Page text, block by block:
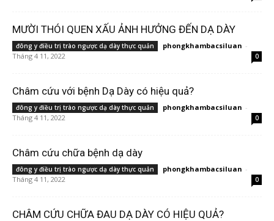
MƯỜI THÓI QUEN XẤU ẢNH HƯỞNG ĐẾN DẠ DÀY
đông y điều trị trào ngược dạ dày thực quản phongkhambacsiluan -
Tháng 4 11, 2022
0
Châm cứu với bệnh Dạ Dày có hiệu quả?
đông y điều trị trào ngược dạ dày thực quản phongkhambacsiluan -
Tháng 4 11, 2022
0
Châm cứu chữa bệnh dạ dày
đông y điều trị trào ngược dạ dày thực quản phongkhambacsiluan -
Tháng 4 11, 2022
0
CHÂM CỨU CHỮA ĐAU DẠ DÀY CÓ HIỆU QUẢ?